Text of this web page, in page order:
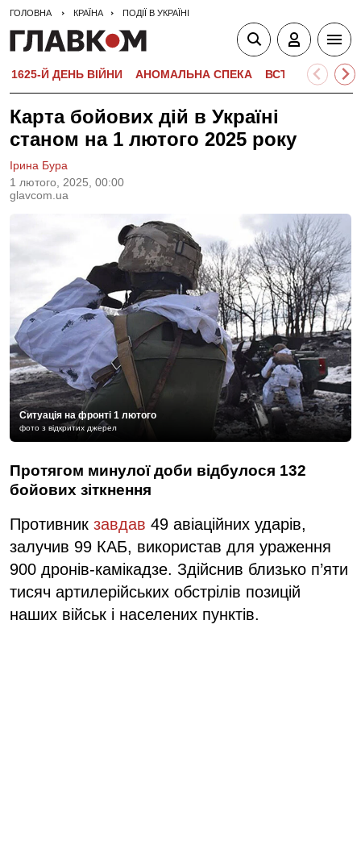
ГОЛОВНА КРАЇНА ПОДІЇ В УКРАЇНІ
1625-Й ДЕНЬ ВІЙНИ АНОМАЛЬНА СПЕКА ВСТУПНА
Карта бойових дій в Україні
станом на 1 лютого 2025 року
1 лютого, 2025, 00:00
glavcom.ua
Ірина Бура
Ситуація на фронті 1 лютого
фото з відкритих джерел
Протягом минулої доби відбулося 132
бойових зіткнення
Противник завдав 49 авіаційних ударів,
залучив 99 КАБ, використав для ураження
900 дронів-камікадзе. Здійснив близько п’яти
тисяч артилерійських обстрілів позицій
наших військ і населених пунктів.